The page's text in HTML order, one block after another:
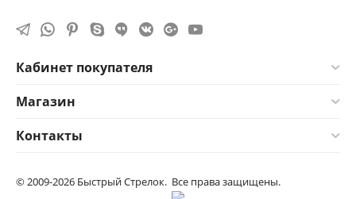
Кабинет покупателя
Магазин
Контакты
© 2009-2026 Быстрый Стрелок. Все права защищены.